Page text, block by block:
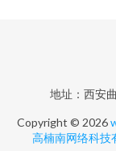
地址：西安
Copyright © 2026
高楠南网络科技